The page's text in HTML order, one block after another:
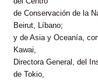
de Conservación de la
Beirut, Líbano;
y de Asia y Oceanía,
Kawai,
Directora General, del
de Tokio,